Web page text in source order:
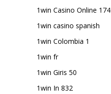
1win Casino Online 174
1win casino spanish
1win Colombia 1
1win fr
1win Giris 50
1win In 832